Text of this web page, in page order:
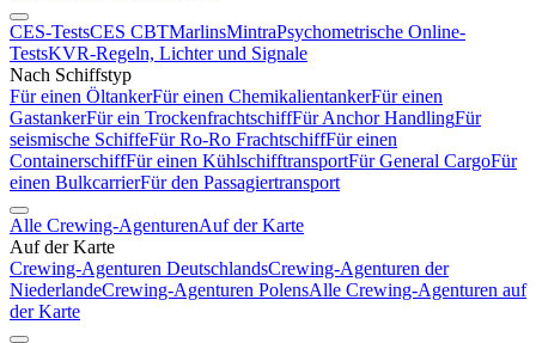
CES-TestsCES CBTMarlinsMintraPsychometrische Online-
TestsKVR-Regeln, Lichter und Signale
Nach Schiffstyp
Für einen ÖltankerFür einen ChemikalientankerFür einen
GastankerFür ein TrockenfrachtschiffFür Anchor HandlingFür
seismische SchiffeFür Ro-Ro FrachtschiffFür einen
ContainerschiffFür einen KühlschifftransportFür General CargoFür
einen BulkcarrierFür den Passagiertransport
Alle Crewing-AgenturenAuf der Karte
Auf der Karte
Crewing-Agenturen DeutschlandsCrewing-Agenturen der
NiederlandeCrewing-Agenturen PolensAlle Crewing-Agenturen auf
der Karte